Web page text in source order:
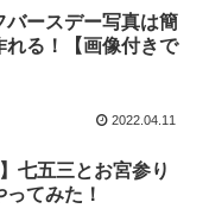
バースデー写真は簡
れる！【画像付きで
2022.04.11
七五三とお宮参り
てみた！